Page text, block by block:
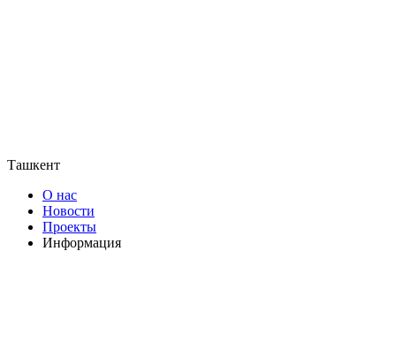
Ташкент
О нас
Новости
Проекты
Информация